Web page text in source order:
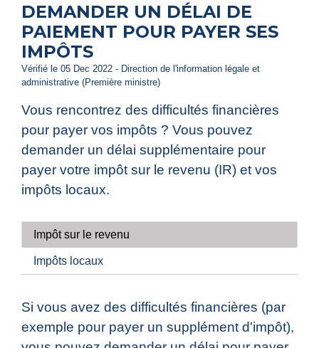
DEMANDER UN DÉLAI DE
PAIEMENT POUR PAYER SES
IMPÔTS
Vérifié le 05 Dec 2022 - Direction de l'information légale et
administrative (Première ministre)
Vous rencontrez des difficultés financières
pour payer vos impôts ? Vous pouvez
demander un délai supplémentaire pour
payer votre impôt sur le revenu (IR) et vos
impôts locaux.
Impôt sur le revenu
Impôts locaux
Si vous avez des difficultés financières (par
exemple pour payer un supplément d'impôt),